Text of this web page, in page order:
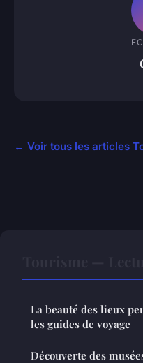
← Voir tous les articles
La beauté des lieux
les guides de voyage
Découverte des